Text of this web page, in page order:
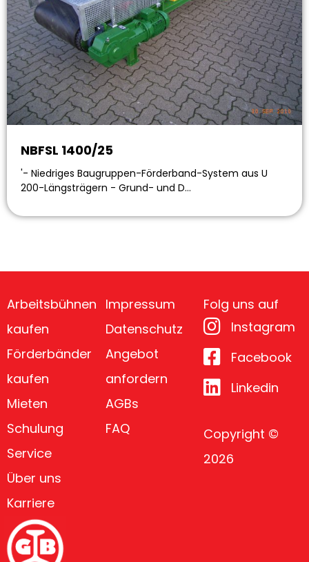
NBFSL 1400/25
'- Niedriges Baugruppen-Förderband-System aus U
200-Längsträgern - Grund- und D…
Arbeitsbühnen
kaufen
Förderbänder
kaufen
Mieten
Schulung
Service
Über uns
Karriere
Impressum
Datenschutz
Angebot
anfordern
AGBs
FAQ
Folg uns auf
Instagram
Facebook
Linkedin
Copyright ©
2026